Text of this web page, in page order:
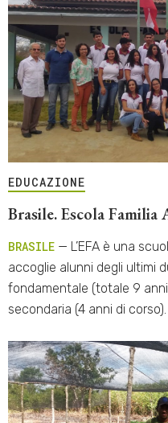
EDUCAZIONE
Brasile. Escola Familia
BRASILE — L’EFA è una
accoglie alunni degli ultimi
fondamentale (totale 9
secondaria (4 anni di corso).